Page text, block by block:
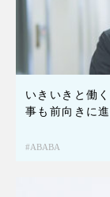
いきいきと働
事も前向きに
ABABA